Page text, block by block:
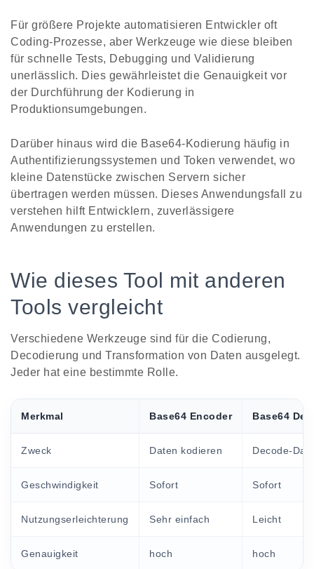
Für größere Projekte automatisieren Entwickler oft
Coding-Prozesse, aber Werkzeuge wie diese bleiben
für schnelle Tests, Debugging und Validierung
unerlässlich. Dies gewährleistet die Genauigkeit vor
der Durchführung der Kodierung in
Produktionsumgebungen.
Darüber hinaus wird die Base64-Kodierung häufig in
Authentifizierungssystemen und Token verwendet, wo
kleine Datenstücke zwischen Servern sicher
übertragen werden müssen. Dieses Anwendungsfall zu
verstehen hilft Entwicklern, zuverlässigere
Anwendungen zu erstellen.
Wie dieses Tool mit anderen
Tools vergleicht
Verschiedene Werkzeuge sind für die Codierung,
Decodierung und Transformation von Daten ausgelegt.
Jeder hat eine bestimmte Rolle.
Merkmal Base64 Encoder Base64
Zweck Daten kodieren Decode-
Geschwindigkeit Sofort Sofort
Nutzungserleichterung Sehr einfach Leicht
Genauigkeit hoch hoch